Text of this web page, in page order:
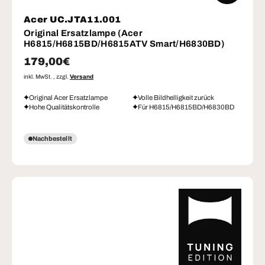
Acer UC.JTA11.001
Original Ersatzlampe (Acer
H6815/H6815BD/H6815ATV Smart/H6830BD)
Normaler Preis
179,00€
inkl. MwSt. , zzgl. Versand
Original Acer Ersatzlampe
Volle Bildhelligkeit zurück
Hohe Qualitätskontrolle
Für H6815/H6815BD/H6830BD
Nachbestellt